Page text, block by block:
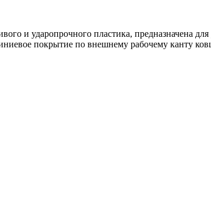
и ударопрочного пластика, предназначена
покрытие по внешнему рабочему канту